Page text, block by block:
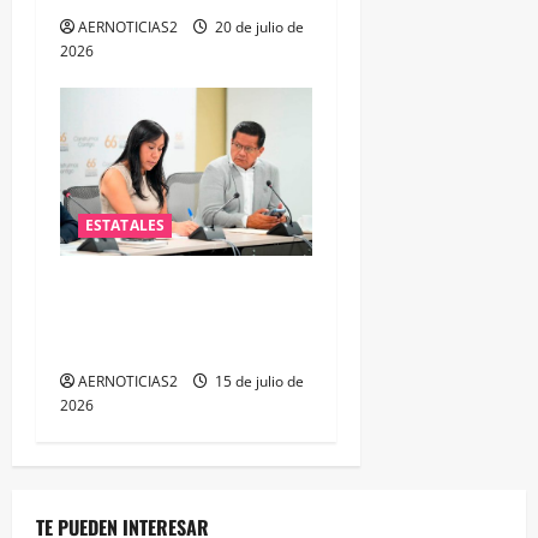
AERNOTICIAS2
20 de julio de
2026
ESTATALES
AERNOTICIAS2
15 de julio de
2026
TE PUEDEN INTERESAR